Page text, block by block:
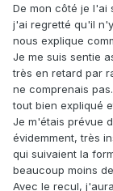
De mon côté je l'ai
j'ai regretté qu'il
nous explique
Je me suis sentie
très en retard par
ne comprenais
tout bien expliqué
Je m'étais prévue
évidemment, très
qui suivaient la
beaucoup moins
Avec le recul,